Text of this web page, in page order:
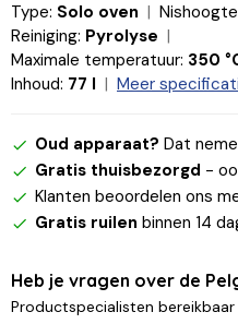
Type: Solo oven
Reiniging: Pyrolyse
Maximale temperatuur: 350
Inhoud: 77 l Meer
Oud apparaat? Dat
Gratis thuisbezorgd -
Klanten beoordelen ons
Gratis ruilen binnen 14
Heb je vragen over de
Productspecialisten